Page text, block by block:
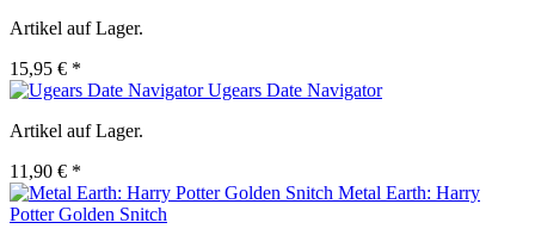
Artikel auf Lager.
15,95 € *
Ugears Date Navigator
Artikel auf Lager.
11,90 € *
Metal Earth: Harry
Potter Golden Snitch